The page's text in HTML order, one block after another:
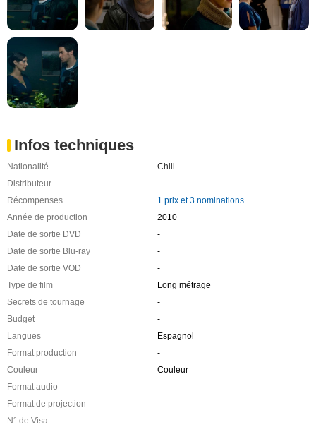
Infos techniques
Nationalité
Chili
Distributeur
-
Récompenses
1 prix et 3 nominations
Année de production
2010
Date de sortie DVD
-
Date de sortie Blu-ray
-
Date de sortie VOD
-
Type de film
Long métrage
Secrets de tournage
-
Budget
-
Langues
Espagnol
Format production
-
Couleur
Couleur
Format audio
-
Format de projection
-
N° de Visa
-